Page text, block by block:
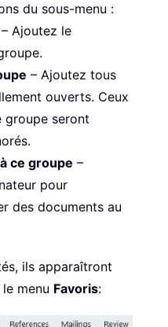
du sous-menu :
– Ajoutez le
– Ajoutez tous
ouverts. Ceux
groupe seront
ce groupe –
pour
des documents au
ils apparaîtront
menu Favoris: